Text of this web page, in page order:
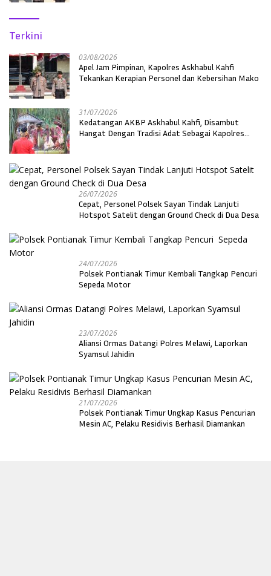
Terkini
03/08/2026
Apel Jam Pimpinan, Kapolres Askhabul Kahfi
Tekankan Kerapian Personel dan Kebersihan Mako
31/07/2026
Kedatangan AKBP Askhabul Kahfi, Disambut
Hangat Dengan Tradisi Adat Sebagai Kapolres
26/07/2026
Cepat, Personel Polsek Sayan Tindak Lanjuti
Hotspot Satelit dengan Ground Check di Dua Desa
24/07/2026
Polsek Pontianak Timur Kembali Tangkap Pencuri
Sepeda Motor
23/07/2026
Aliansi Ormas Datangi Polres Melawi, Laporkan
Syamsul Jahidin
21/07/2026
Polsek Pontianak Timur Ungkap Kasus Pencurian
Mesin AC, Pelaku Residivis Berhasil Diamankan